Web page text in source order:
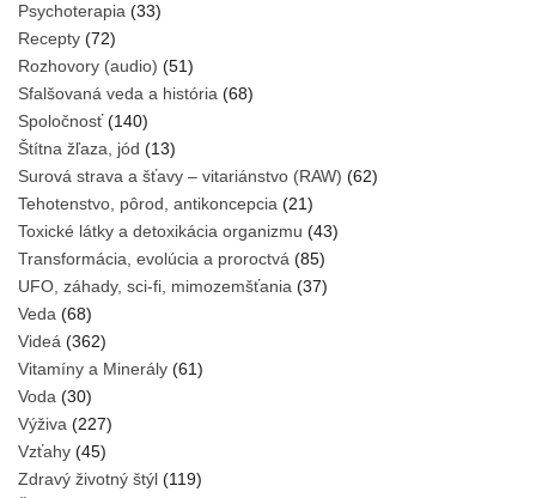
Psychoterapia (33)
Recepty (72)
Rozhovory (audio) (51)
Sfalšovaná veda a história (68)
Spoločnosť(140)
Štítna žľaza, jód (13)
Surová strava a šťavy – vitariánstvo (RAW) (62)
Tehotenstvo, pôrod, antikoncepcia (21)
Toxické látky a detoxikácia organizmu (43)
Transformácia, evolúcia a proroctvá (85)
UFO, záhady, sci-fi, mimozemšťania (37)
Veda (68)
Videá (362)
Vitamíny a Minerály (61)
Voda (30)
Výživa (227)
Vzťahy (45)
Zdravý životný štýl (119)